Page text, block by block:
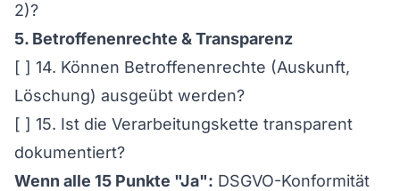
2)?
5. Betroffenenrechte & Transparenz
[ ] 14. Können Betroffenenrechte (Auskunft,
Löschung) ausgeübt werden?
[ ] 15. Ist die Verarbeitungskette transparent
dokumentiert?
Wenn alle 15 Punkte "Ja": DSGVO-Konformität